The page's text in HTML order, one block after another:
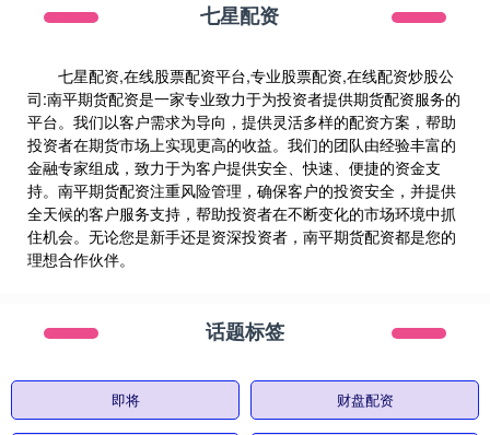
七星配资
七星配资,在线股票配资平台,专业股票配资,在线配资炒股公
司:南平期货配资是一家专业致力于为投资者提供期货配资服务的
平台。我们以客户需求为导向，提供灵活多样的配资方案，帮助
投资者在期货市场上实现更高的收益。我们的团队由经验丰富的
金融专家组成，致力于为客户提供安全、快速、便捷的资金支
持。南平期货配资注重风险管理，确保客户的投资安全，并提供
全天候的客户服务支持，帮助投资者在不断变化的市场环境中抓
住机会。无论您是新手还是资深投资者，南平期货配资都是您的
理想合作伙伴。
话题标签
即将 财盘配资